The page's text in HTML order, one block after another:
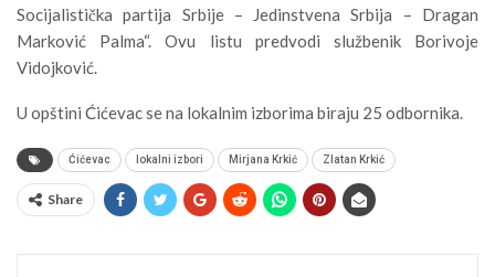
Socijalistička partija Srbije – Jedinstvena Srbija – Dragan
Marković Palma“. Ovu listu predvodi službenik Borivoje
Vidojković.
U opštini Ćićevac se na lokalnim izborima biraju 25 odbornika.
Ćićevac lokalni izbori Mirjana Krkić Zlatan Krkić
Share